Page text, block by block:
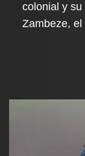
colonial y
Zambeze,